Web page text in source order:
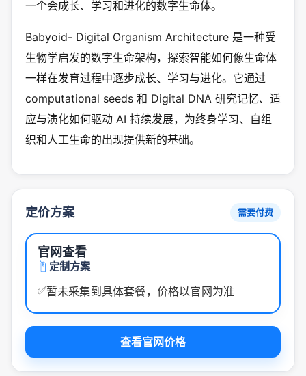
一个会成长、学习和进化的数字生命体。
Babyoid- Digital Organism Architecture 是一种受
生物学启发的数字生命架构，探索智能如何像生命体
一样在发育过程中逐步成长、学习与进化。它通过
computational seeds 和 Digital DNA 研究记忆、适
应与演化如何驱动 AI 持续发展，为终身学习、自组
织和人工生命的出现提供新的基础。
定价方案 需要付费
官网查看
定制方案
✅暂未采集到具体套餐，价格以官网为准
查看官网价格